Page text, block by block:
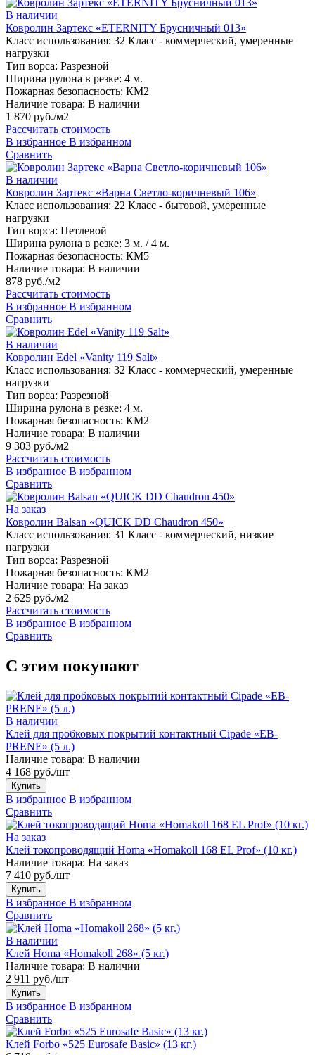
В наличии
Ковролин Зартекс «ETERNITY Брусничный 013»
Класс использования: 32 Класс - коммерческий, умеренные
нагрузки
Тип ворса: Разрезной
Ширина рулона в резке: 4 м.
Пожарная безопасность: КМ2
Наличие товара: В наличии
1 870 руб./м2
Рассчитать стоимость
В избранное В избранном
Сравнить
В наличии
Ковролин Зартекс «Варна Светло-коричневый 106»
Класс использования: 22 Класс - бытовой, умеренные
нагрузки
Тип ворса: Петлевой
Ширина рулона в резке: 3 м. / 4 м.
Пожарная безопасность: КМ5
Наличие товара: В наличии
878 руб./м2
Рассчитать стоимость
В избранное В избранном
Сравнить
В наличии
Ковролин Edel «Vanity 119 Salt»
Класс использования: 32 Класс - коммерческий, умеренные
нагрузки
Тип ворса: Разрезной
Ширина рулона в резке: 4 м.
Пожарная безопасность: КМ2
Наличие товара: В наличии
9 303 руб./м2
Рассчитать стоимость
В избранное В избранном
Сравнить
На заказ
Ковролин Balsan «QUICK DD Chaudron 450»
Класс использования: 31 Класс - коммерческий, низкие
нагрузки
Тип ворса: Разрезной
Пожарная безопасность: КМ2
Наличие товара: На заказ
2 625 руб./м2
Рассчитать стоимость
В избранное В избранном
Сравнить
С этим покупают
В наличии
Клей для пробковых покрытий контактный Cipade «EB-
PRENE» (5 л.)
Наличие товара: В наличии
4 168 руб./шт
Купить
В избранное В избранном
Сравнить
На заказ
Клей токопроводящий Homa «Homakoll 168 EL Prof» (10 кг.)
Наличие товара: На заказ
7 410 руб./шт
Купить
В избранное В избранном
Сравнить
В наличии
Клей Homa «Homakoll 268» (5 кг.)
Наличие товара: В наличии
2 911 руб./шт
Купить
В избранное В избранном
Сравнить
Клей Forbo «525 Eurosafe Basic» (13 кг.)